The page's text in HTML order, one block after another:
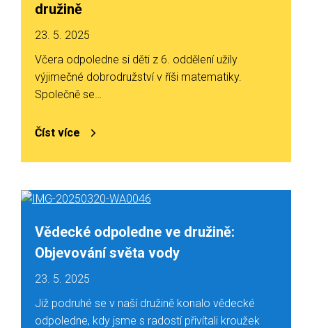
družině
23. 5. 2025
Včera odpoledne si děti z 6. oddělení užily
výjimečné dobrodružství v říši matematiky.
Společně se…
Číst více
Vědecké odpoledne ve družině:
Objevování světa vody
23. 5. 2025
Již podruhé se v naší družině konalo vědecké
odpoledne, kdy jsme s radostí přivítali kroužek